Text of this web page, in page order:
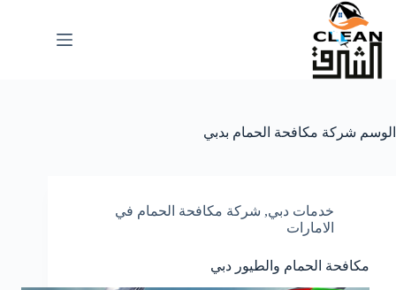
التجاوز
المحتوى
الوسم شركة مكافحة الحمام بدبي
خدمات دبي, شركة مكافحة الحمام في
الامارات
مكافحة الحمام والطيور دبي